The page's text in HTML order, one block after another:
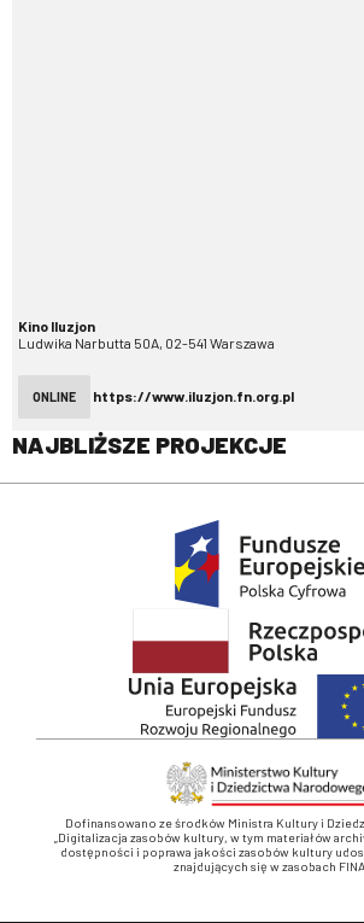
Kino Iluzjon
Ludwika Narbutta 50A, 02-541 Warszawa
ONLINE https://www.iluzjon.fn.org.pl
NAJBLIŻSZE PROJEKCJE
Dofinansowano ze środków Ministra Kultury i
„Digitalizacja zasobów kultury, w tym materiałów
dostępności i poprawa jakości zasobów kultury
znajdujących się w zasobach